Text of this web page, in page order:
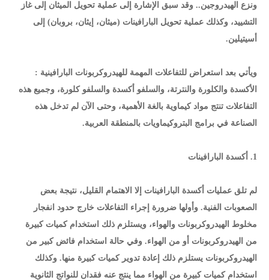
ونزع الهيدروجين.. وقد سبق الإشارة إلى عملية تحويل الميثان إلى غاز
التشييد، وكذلك عملية تحويل البارافينات (ميثان، إيثان، بروبان) إلى
أسيتيلين.
ويأتي بعد استعراض للتفاعلات المهمة للهيدروكربونات البارافينية :
الأكسدة والكلورة والنترتة، والسلفو أكسدة والسلفو كلورة، وجميع هذه
التفاعلات تنتج مواد كيماوية بالغة الأهمية، وحتى الآن لم تدخل هذه
الصناعة في برامج البتروكيماويات بالمنطقة العربية.
1. أكسدة البارافينات
لم تلق عمليات أكسدة البارافينات إلا الاهتمام القليل، نتيجة بعض
الصعوبات الفنية. وأولها ضرورة إجراء التفاعلات خارج حدود انفجار
مخلوط الهيدروكربونات والهواء، ويستلزم ذلك استخدام كميات كبيرة
من الهيدروكربونات أو من الهواء. وفي حالة استخدام فائض كبير من
الهيدروكربونات يستلزم ذلك إعادة تدوير كميات كبيرة منها. وكذلك
استخدام كميات كبيرة من الهواء مما ينتج عنه فقدان للنواتج الثانوية